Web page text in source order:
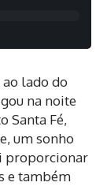
lado do
na noite
Santa Fé,
um sonho
proporcionar
e também